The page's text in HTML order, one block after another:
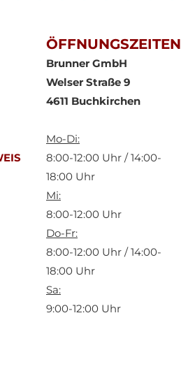
ÖFFNUNGSZEITEN
Brunner GmbH
Welser Straße 9
4611 Buchkirchen
Mo-Di:
8:00-12:00 Uhr / 14:00-
18:00 Uhr
Mi:
8:00-12:00 Uhr
Do-Fr:
8:00-12:00 Uhr / 14:00-
18:00 Uhr
Sa:
9:00-12:00 Uhr